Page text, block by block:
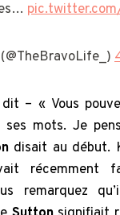
– « Vous
mots. Je
disait au début.
récemment
remarquez